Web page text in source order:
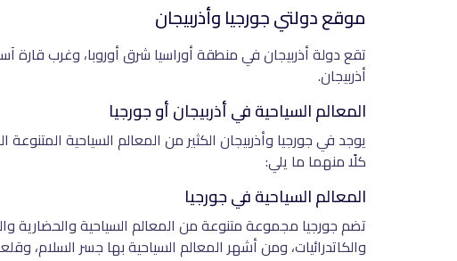
موقع دولتي جورجيا وأذربيجان
تقع دولة أذربيجان في منطقة أوراسيا شرق أوروبا، وغرب قارة
أذربيجان.
المعالم السياحية في أذربيجان أو جورجيا
يوجد في جورجيا وأذربيجان الكثير من المعالم السياحية
كلًا منهما ما يلي:
المعالم السياحية في جورجيا
تضم جورجيا مجموعة متنوعة من المعالم السياحية والحضارية
والكاتدرائيات، ومن أشهر المعالم السياحية بها جسر السلام،